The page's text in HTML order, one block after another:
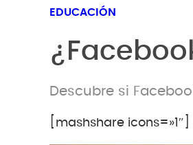
EDUCACIÓN
Descubre si
[mashshare icons=»1″]